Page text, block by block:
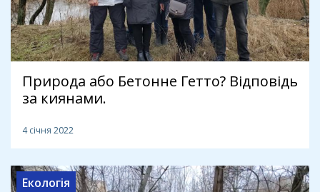
Природа або Бетонне Гетто? Відповідь
за киянами.
4 січня 2022
Екологія